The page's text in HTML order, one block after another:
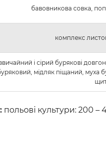
бавовникова совка,
комплекс
і сірий бурякові
мідляк піщаний, муха
польові культури: 200 –